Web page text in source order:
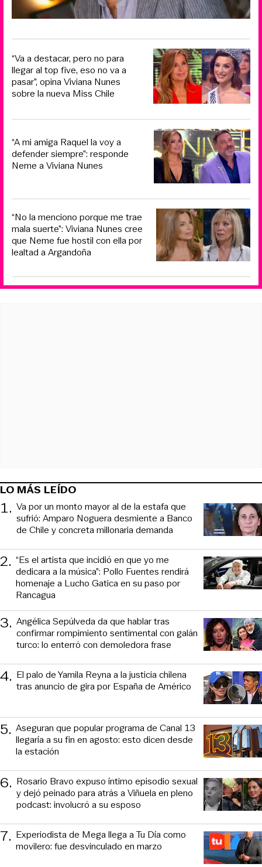
“Va a destacar, pero no para
llegar al top five, eso no va a
pasar”, opina Viviana Nunes
sobre la nueva Miss Chile
“A mi amiga Raquel la voy a
defender siempre”: responde
Neme a Viviana Nunes
“No la menciono porque me trae
mala suerte”: Viviana Nunes cree
que Neme fue hostil con ella por
lealtad a Argandoña
LO MÁS LEÍDO
1. Va por un monto mayor al de la estafa que
sufrió: Amparo Noguera desmiente a Banco
de Chile y concreta millonaria demanda
2. “Es el artista que incidió en que yo me
dedicara a la música”: Pollo Fuentes rendirá
homenaje a Lucho Gatica en su paso por
Rancagua
3. Angélica Sepúlveda da que hablar tras
confirmar rompimiento sentimental con galán
turco: lo enterró con demoledora frase
4. El palo de Yamila Reyna a la justicia chilena
tras anuncio de gira por España de Américo
5. Aseguran que popular programa de Canal 13
llegaría a su fin en agosto: esto dicen desde
la estación
6. Rosario Bravo expuso íntimo episodio sexual
y dejó peinado para atrás a Viñuela en pleno
podcast: involucró a su esposo
7. Experiodista de Mega llega a Tu Día como
movilero: fue desvinculado en marzo